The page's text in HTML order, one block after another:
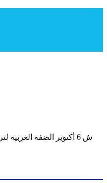
ش 6 أكتوبر الضفة الغربية لترعة الإسماعيلية - مسطرد – قليوبية